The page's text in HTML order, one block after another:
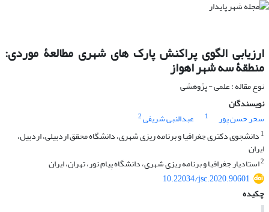
ارزیابی الگوی پراکنش پارک های شهری مطالعۀ موردی:
منطقۀ سه شهر اهواز
نوع مقاله : علمی - پژوهشی
نویسندگان
سحر حسن پور
1 عبدالنبی شریفی2
1 دانشجوی دکتری جغرافیا و برنامه ریزی شهری، دانشگاه محقق اردبیلی، اردبیل،
ایران
2استادیار جغرافیا و برنامه ریزی شهری، دانشگاه پیام نور، تهران، ایران
10.22034/jsc.2020.90601
چکیده